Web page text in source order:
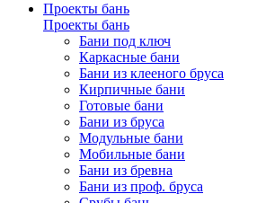
Проекты бань
Проекты бань
Бани под ключ
Каркасные бани
Бани из клееного бруса
Кирпичные бани
Готовые бани
Бани из бруса
Модульные бани
Мобильные бани
Бани из бревна
Бани из проф. бруса